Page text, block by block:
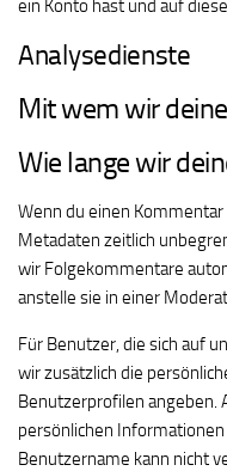
ein Konto hast und auf
Analysedienste
Mit wem wir
Wie lange wir
Wenn du einen
Metadaten zeitlich
wir Folgekommentare
anstelle sie in einer
Für Benutzer, die sich auf
wir zusätzlich die
Benutzerprofilen angeben.
persönlichen
Benutzername kann nicht